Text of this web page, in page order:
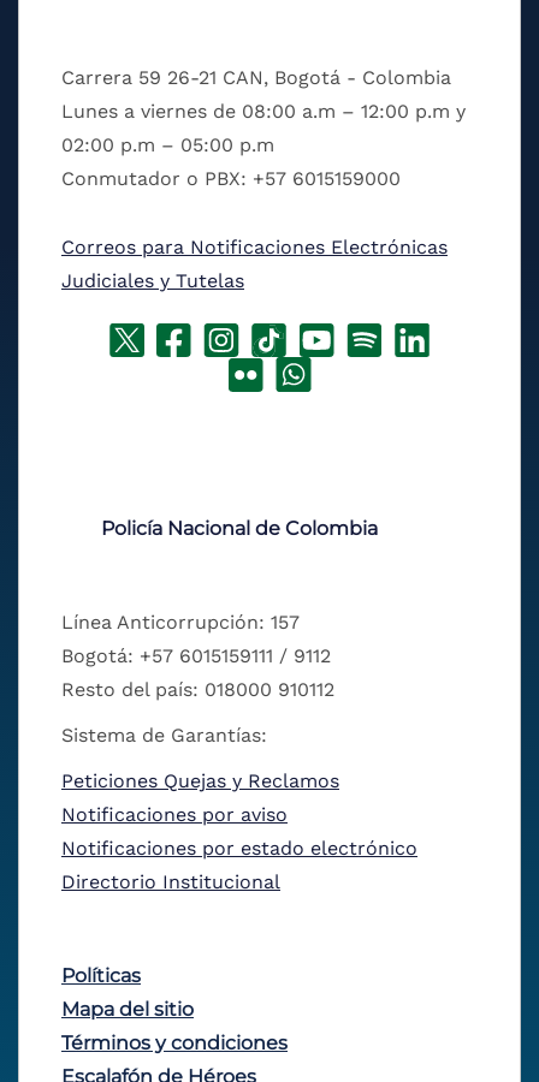
Carrera 59 26-21 CAN, Bogotá - Colombia
Lunes a viernes de 08:00 a.m – 12:00 p.m y
02:00 p.m – 05:00 p.m
Conmutador o PBX: +57 6015159000
Correos para Notificaciones Electrónicas
Judiciales y Tutelas
Policía Nacional de Colombia
Línea Anticorrupción: 157
Bogotá: +57 6015159111 / 9112
Resto del país: 018000 910112
Sistema de Garantías:
Peticiones Quejas y Reclamos
Notificaciones por aviso
Notificaciones por estado electrónico
Directorio Institucional
Políticas
Mapa del sitio
Términos y condiciones
Escalafón de Héroes